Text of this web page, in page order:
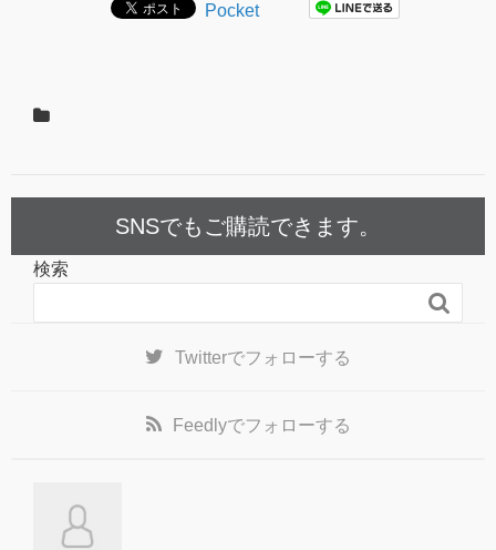
Pocket
SNSでもご購読できます。
検索

Twitterでフォローする
Feedlyでフォローする